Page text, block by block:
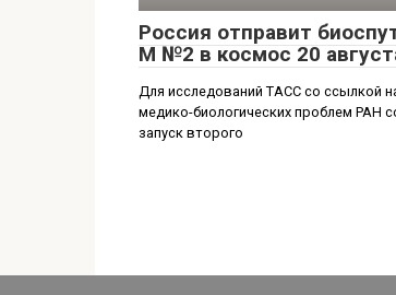
Россия отправит
М №2 в космос 20
Для исследований ТАСС со ссылкой
медико-биологических проблем РАН
запуск второго